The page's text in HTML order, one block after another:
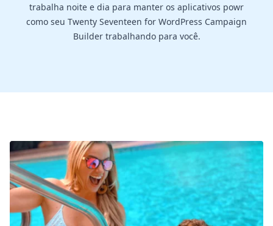
trabalha noite e dia para manter os aplicativos powr
como seu Twenty Seventeen for WordPress Campaign
Builder trabalhando para você.